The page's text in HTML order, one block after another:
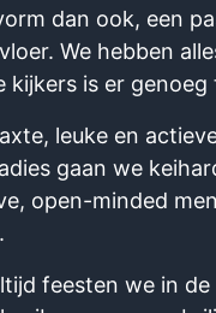
dan ook, een
We hebben
kijkers is er genoeg
leuke en
gaan we
open-minded
feesten we in